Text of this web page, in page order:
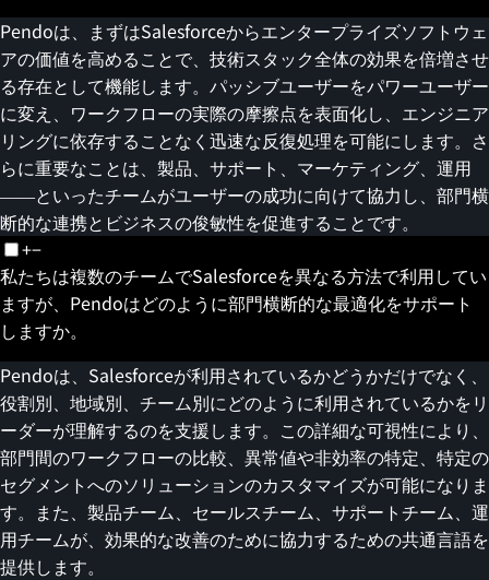
Pendoは、まずはSalesforceからエンタープライズソフトウェ
アの価値を高めることで、技術スタック全体の効果を倍増させ
る存在として機能します。パッシブユーザーをパワーユーザー
に変え、ワークフローの実際の摩擦点を表面化し、エンジニア
リングに依存することなく迅速な反復処理を可能にします。さ
らに重要なことは、製品、サポート、マーケティング、運用
――といったチームがユーザーの成功に向けて協力し、部門横
断的な連携とビジネスの俊敏性を促進することです。
+−
私たちは複数のチームでSalesforceを異なる方法で利用してい
ますが、Pendoはどのように部門横断的な最適化をサポート
しますか。
Pendoは、Salesforceが利用されているかどうかだけでなく、
役割別、地域別、チーム別にどのように利用されているかをリ
ーダーが理解するのを支援します。この詳細な可視性により、
部門間のワークフローの比較、異常値や非効率の特定、特定の
セグメントへのソリューションのカスタマイズが可能になりま
す。また、製品チーム、セールスチーム、サポートチーム、運
用チームが、効果的な改善のために協力するための共通言語を
提供します。